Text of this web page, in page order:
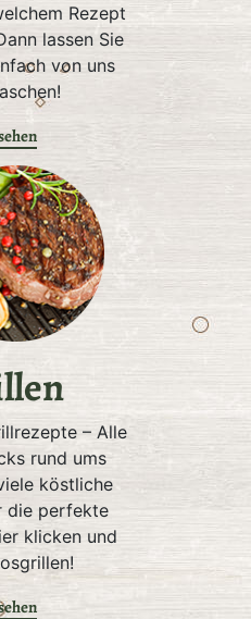
Rezept
lassen Sie
von uns
– Alle
rund ums
köstliche
die perfekte
klicken und